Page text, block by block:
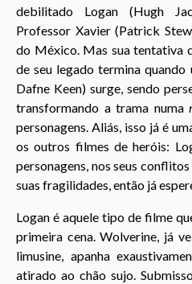
debilitado Logan (Hugh
Professor Xavier (Patrick
do México. Mas sua tentativa
de seu legado termina
Dafne Keen) surge, sendo
transformando a trama numa
personagens. Aliás, isso já é
os outros filmes de heróis:
personagens, nos seus
suas fragilidades, então já
Logan é aquele tipo de filme
primeira cena. Wolverine, já
limusine, apanha
atirado ao chão sujo.